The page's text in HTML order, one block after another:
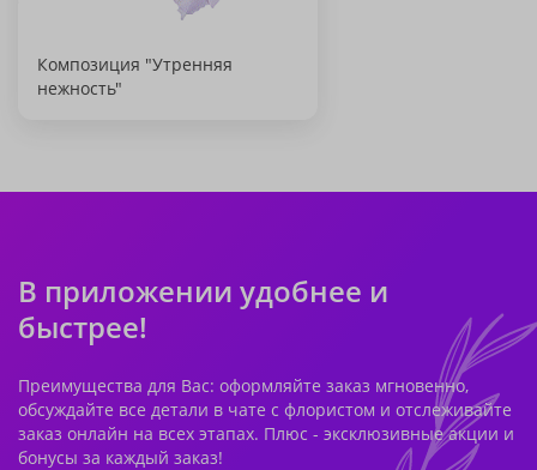
Композиция "Утренняя
нежность"
В приложении удобнее и
быстрее!
Преимущества для Вас: оформляйте заказ мгновенно,
обсуждайте все детали в чате с флористом и отслеживайте
заказ онлайн на всех этапах. Плюс - эксклюзивные акции и
бонусы за каждый заказ!